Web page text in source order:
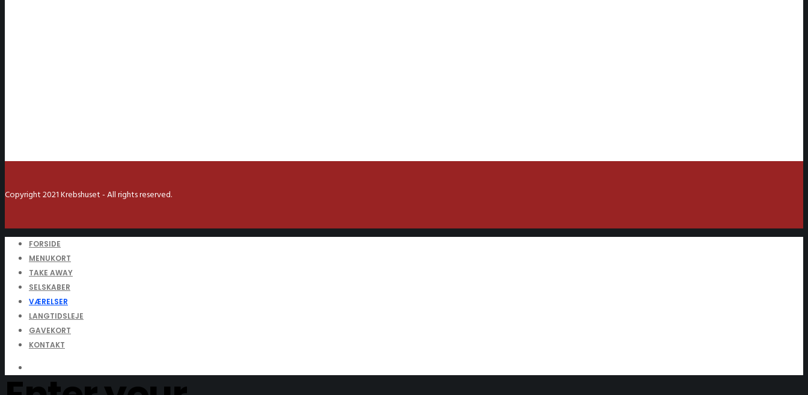
Copyright 2021 Krebshuset - All rights reserved.
FORSIDE
MENUKORT
TAKE AWAY
SELSKABER
VÆRELSER
LANGTIDSLEJE
GAVEKORT
KONTAKT